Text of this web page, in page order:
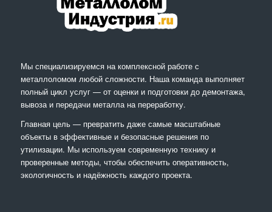
Мы специализируемся на комплексной работе с
металлоломом любой сложности. Наша команда выполняет
полный цикл услуг — от оценки и подготовки до демонтажа,
вывоза и передачи металла на переработку.
Главная цель — превратить даже самые масштабные
объекты в эффективные и безопасные решения по
утилизации. Мы используем современную технику и
проверенные методы, чтобы обеспечить оперативность,
экологичность и надёжность каждого проекта.